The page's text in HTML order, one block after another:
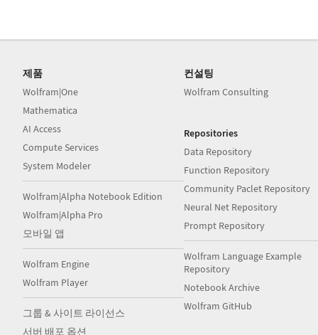
제품
Wolfram|One
Mathematica
AI Access
Compute Services
System Modeler
Wolfram|Alpha Notebook Edition
Wolfram|Alpha Pro
모바일 앱
Wolfram Engine
Wolfram Player
그룹 & 사이트 라이선스
서버 배포 옵션
컨설팅
Wolfram Consulting
Repositories
Data Repository
Function Repository
Community Paclet Repository
Neural Net Repository
Prompt Repository
Wolfram Language Example
Repository
Notebook Archive
Wolfram GitHub